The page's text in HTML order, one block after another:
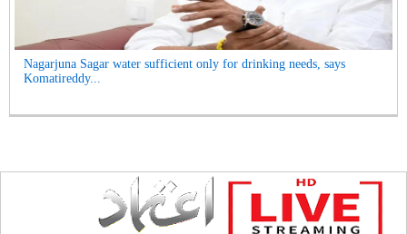
Nagarjuna Sagar water sufficient only for drinking needs, says
Komatireddy...